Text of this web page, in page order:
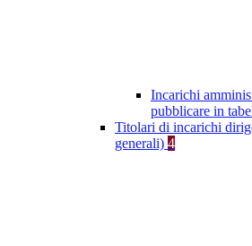
Incarichi
pubblicare in
Titolari di incarichi
generali) 4